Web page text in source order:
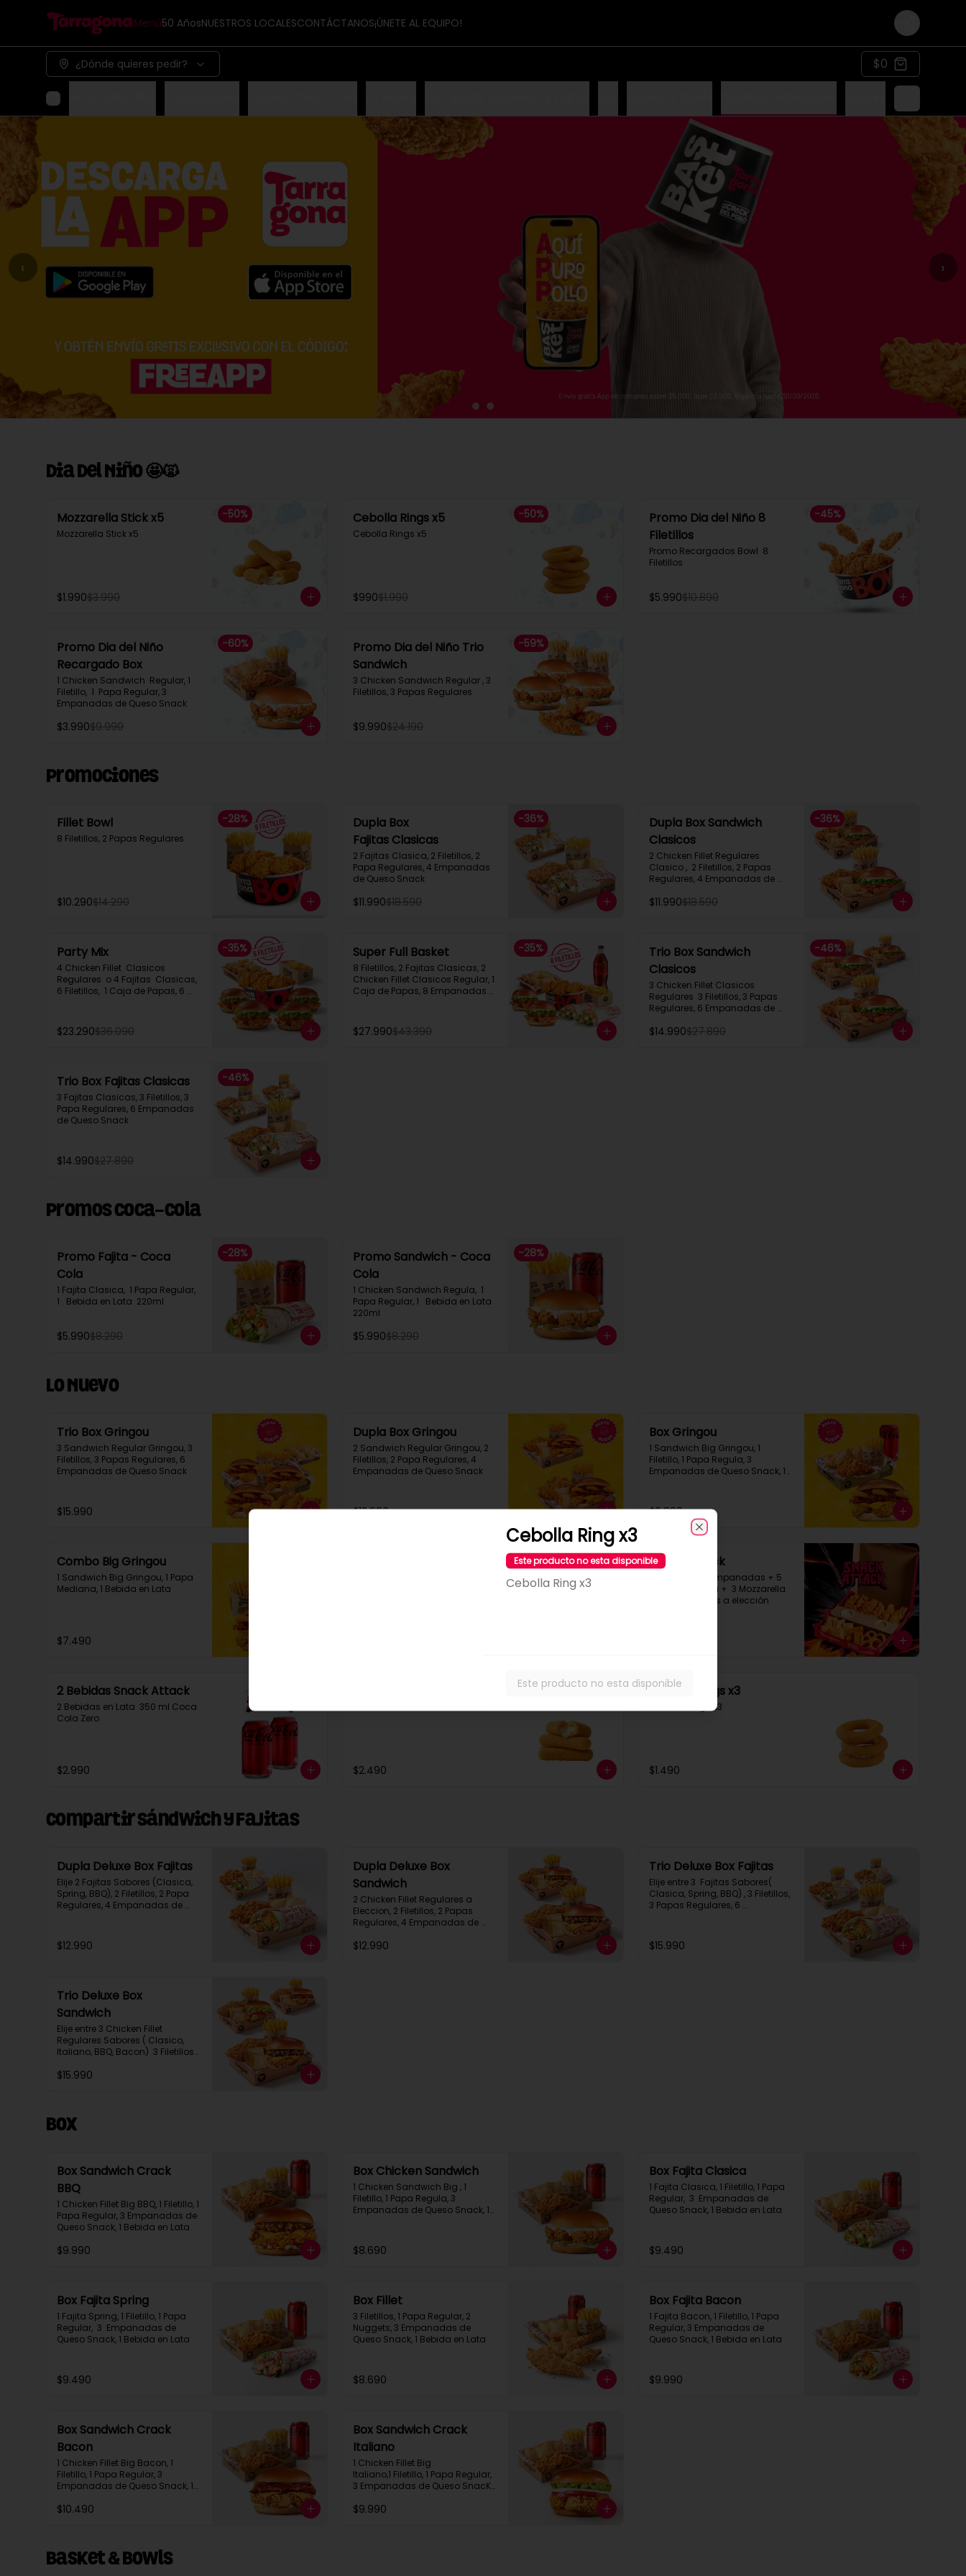
Menú50 AñosNUESTROS LOCALESCONTÁCTANOS¡ÚNETE AL EQUIPO! Login
¿Dónde quieres pedir? $0
‹ ›
Dia Del Niño 🤩🙀
-50%
Mozzarella Stick x5
Mozzarella Stick x5
$1.990$3.990
-50%
Cebolla Rings x5
Cebolla Rings x5
$990$1.990
-45%
Promo Dia del Niño 8
Filetillos​
Promo Recargados Bowl  8
Filetillos
$5.990$10.890
-60%
Promo Dia del Niño
Recargado Box​
1 Chicken Sandwich  Regular, 1
Filetillo,  1  Papa Regular, 3
Empanadas de Queso Snack
$3.990$9.990
-59%
Promo Dia del Niño Trio
Sandwich​
3 Chicken Sandwich Regular , 3
Filetillos, 3 Papas Regulares
$9.990$24.190
Promociones
-28%
Fillet Bowl
8 Filetillos, 2 Papas Regulares
$10.290$14.290
-36%
Dupla Box
Fajitas Clasicas
2 Fajitas Clasica, 2 Filetillos, 2
Papa Regulares, 4 Empanadas
de Queso Snack
$11.990$18.590
-36%
Dupla Box Sandwich
Clasicos
2 Chicken Fillet Regulares
Clasico ,  2 Filetillos, 2 Papas
Regulares, 4 Empanadas de
$11.990$18.590
-35%
Party Mix
4 Chicken Fillet  Clasicos
Regulares  o 4 Fajitas  Clasicas,
6 Filetillos,  1 Caja de Papas, 6
$23.290$36.090
-35%
Super Full Basket
8 Filetillos, 2 Fajitas Clasicas, 2
Chicken Fillet Clasicos Regular, 1
Caja de Papas, 8 Empanadas
$27.990$43.390
-46%
Trio Box Sandwich
Clasicos
3 Chicken Fillet Clasicos
Regulares  3 Filetillos, 3 Papas
Regulares, 6 Empanadas de
$14.990$27.890
-46%
Trio Box Fajitas Clasicas
3 Fajitas Clasicas, 3 Filetillos, 3
Papa Regulares, 6 Empanadas
de Queso Snack
$14.990$27.890
Promos Coca-Cola
-28%
Promo Fajita - Coca
Cola
1 Fajita Clasica,  1 Papa Regular,
1   Bebida en Lata  220ml
$5.990$8.290
-28%
Promo Sandwich - Coca
Cola
1 Chicken Sandwich Regula,  1
Papa Regular, 1   Bebida en Lata
220ml
$5.990$8.290
Lo Nuevo
Trio Box Gringou
3 Sandwich Regular Gringou, 3
Filetillos, 3 Papas Regulares, 6
Empanadas de Queso Snack
$15.990
Dupla Box Gringou
2 Sandwich Regular Gringou, 2
Filetillos, 2 Papa Regulares, 4
Empanadas de Queso Snack
$12.990
Box Gringou
1 Sandwich Big Gringou, 1
Filetillo, 1 Papa Regula, 3
Empanadas de Queso Snack, 1
$9.990
Combo Big Gringou
1 Sandwich Big Gringou, 1 Papa
Mediana, 1 Bebida en Lata
$7.490
Snack Attack
6 Filetillos + 5 Empanadas + 5
Aros de Cebolla +  3 Mozzarella
Stick  + 3 Salsas a elección
2 Bebidas Snack Attack
2 Bebidas en Lata  350 ml Coca
Cola Zero
$2.990 $2.490
Cebolla Rings x3
Cebolla Rings x3
$1.490
Compartir Sándwich y Fajitas
Dupla Deluxe Box Fajitas
Elije 2 Fajitas Sabores (Clasica,
Spring, BBQ), 2 Filetillos, 2 Papa
Regulares, 4 Empanadas de
$12.990
Dupla Deluxe Box
Sandwich
2 Chicken Fillet Regulares a
Eleccion, 2 Filetillos, 2 Papas
Regulares, 4 Empanadas de
$12.990
Trio Deluxe Box Fajitas
Elije entre 3  Fajitas Sabores(
Clasica, Spring, BBQ) , 3 Filetillos,
3 Papas Regulares, 6
$15.990
Trio Deluxe Box
Sandwich
Elije entre 3 Chicken Fillet
Regulares Sabores ( Clasico,
Italiano, BBQ, Bacon)  3 Filetillos,
Empanadas de Queso Snack
$15.990
Box
Box Sandwich Crack
BBQ
1 Chicken Fillet Big BBQ, 1 Filetillo, 1
Papa Regular, 3 Empanadas de
Queso Snack, 1 Bebida en Lata
$9.990
Box Chicken Sandwich
1 Chicken Sandwich Big , 1
Filetillo, 1 Papa Regula, 3
Empanadas de Queso Snack, 1
$8.690
Box Fajita Clasica
1 Fajita Clasica, 1 Filetillo, 1 Papa
Regular,  3  Empanadas de
Queso Snack, 1 Bebida en Lata
$9.490
Box Fajita Spring
1 Fajita Spring, 1 Filetillo, 1 Papa
Regular,  3  Empanadas de
Queso Snack, 1 Bebida en Lata
$9.490
Box Fillet
3 Filetillos, 1 Papa Regular, 2
Nuggets, 3 Empanadas de
Queso Snack, 1 Bebida en Lata
$8.690
Box Fajita Bacon
1 Fajita Bacon, 1 Filetillo, 1 Papa
Regular, 3 Empanadas de
Queso Snack, 1 Bebida en Lata
$9.990
Box Sandwich Crack
Bacon
1 Chicken Fillet Big Bacon, 1
Filetillo, 1 Papa Regular, 3
Empanadas de Queso Snack, 1
$10.490
Box Sandwich Crack
Italiano
1 Chicken Fillet Big
Italiano,1 Filetillo, 1 Papa Regular,
3 Empanadas de Queso SnacK,
$9.990
Basket & Bowls
Cebolla Ring x3
Este producto no esta disponible
Cebolla Ring x3
Este producto no esta disponible
Close